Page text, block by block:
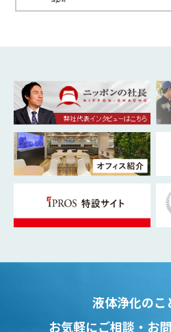
液体浄化のこ
お気軽にご相談・お